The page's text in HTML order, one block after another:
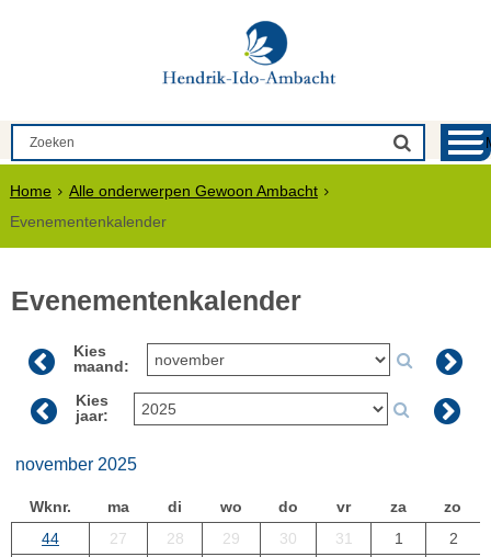
Home
Alle onderwerpen Gewoon Ambacht
Evenementenkalender
Evenementenkalender
Kies
maand:
Kies
jaar:
november 2025
Wknr. ma di wo do vr za
zo
44
27 28 29 30 31 1
2